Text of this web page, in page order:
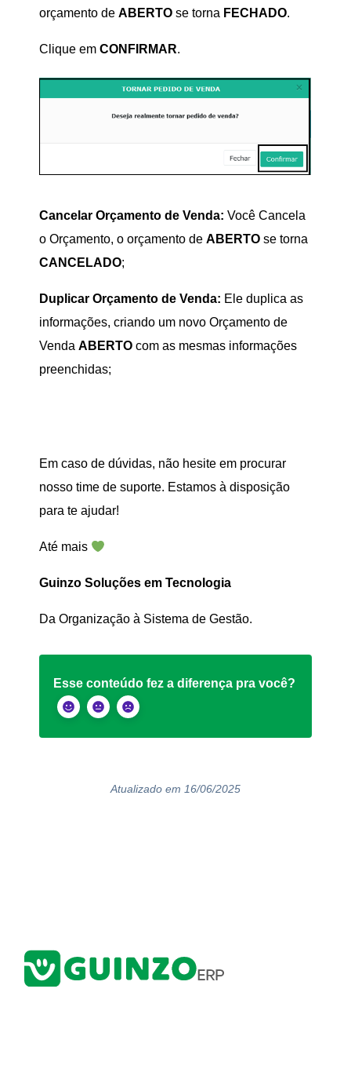
orçamento de ABERTO se torna FECHADO.
Clique em CONFIRMAR.
Cancelar Orçamento de Venda: Você Cancela
o Orçamento, o orçamento de ABERTO se torna
CANCELADO;
Duplicar Orçamento de Venda: Ele duplica as
informações, criando um novo Orçamento de
Venda ABERTO com as mesmas informações
preenchidas;
Em caso de dúvidas, não hesite em procurar
nosso time de suporte. Estamos à disposição
para te ajudar!
Até mais
Guinzo Soluções em Tecnologia
Da Organização à Sistema de Gestão.
Esse conteúdo fez a diferença pra você?
Atualizado em 16/06/2025